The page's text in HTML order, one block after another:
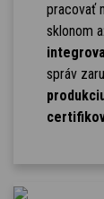
pracovať
sklonom
správ